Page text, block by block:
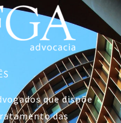
que dispõe
das